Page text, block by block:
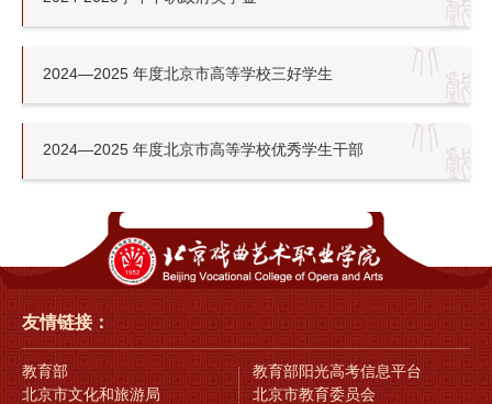
2024—2025 年度北京市高等学校三好学生
2024—2025 年度北京市高等学校优秀学生干部
友情链接：
教育部
北京市文化和旅游局
教育部阳光高考信息平台
北京市教育委员会